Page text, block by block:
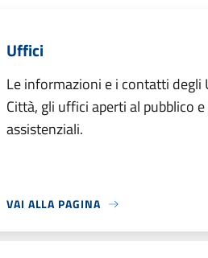
Uffici
Le informazioni e i contatti degli
Città, gli uffici aperti al pubblico
assistenziali.
VAI ALLA PAGINA